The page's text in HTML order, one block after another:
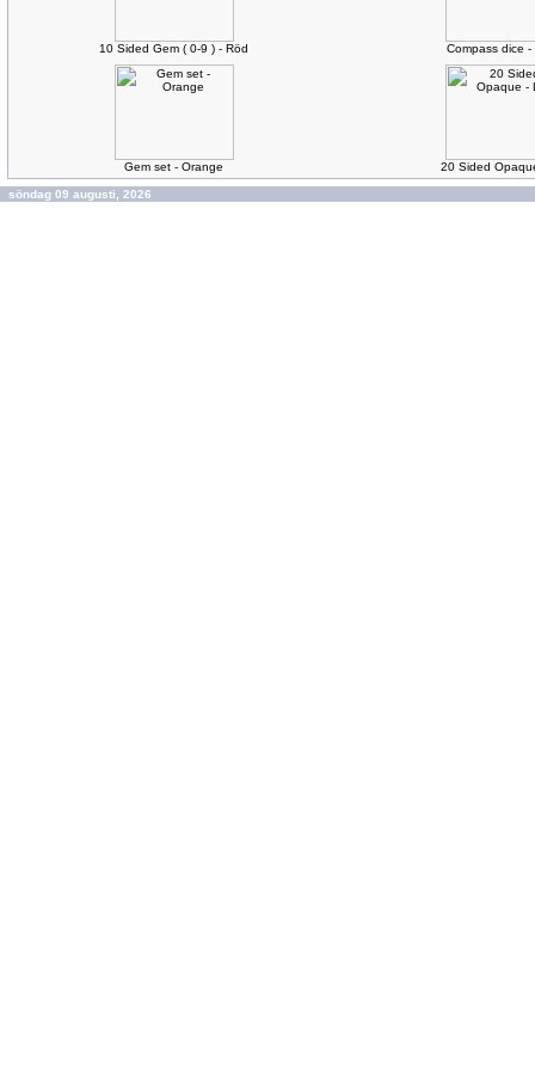
10 Sided Gem ( 0-9 ) - Röd Compass dice -
Gem set - Orange 20 Sided
söndag 09 augusti, 2026